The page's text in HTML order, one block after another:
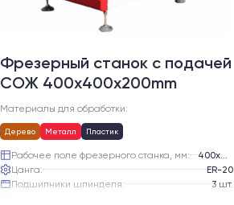
Фрезерный станок с подачей
СОЖ 400x400x200mm
Материалы для обработки:
Дерево Металл Пластик
Рабочее поле фрезерного станка, мм:
Цанга:
ER-20
Подшипники шпинделя:
3 шт.